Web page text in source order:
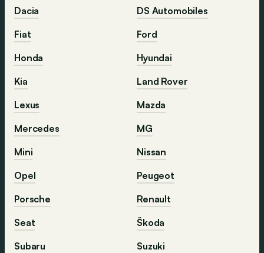
Dacia
DS Automobiles
Fiat
Ford
Honda
Hyundai
Kia
Land Rover
Lexus
Mazda
Mercedes
MG
Mini
Nissan
Opel
Peugeot
Porsche
Renault
Seat
Škoda
Subaru
Suzuki